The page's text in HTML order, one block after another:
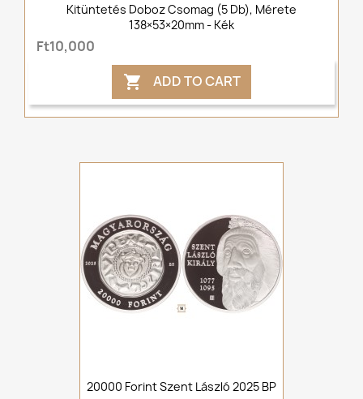
Kitüntetés Doboz Csomag (5 Db), Mérete
138×53×20mm - Kék
Ft10,000
 ADD TO CART
20000 Forint Szent László 2025 BP